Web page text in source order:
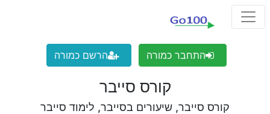
התחבר כמורה הרשם כמורה
קורס סייבר
קורס סייבר, שיעורים בסייבר, לימוד סייבר